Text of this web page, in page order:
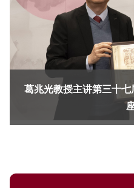
葛兆光教授主讲第三十